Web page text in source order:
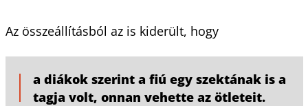
Az összeállításból az is kiderült, hogy
a diákok szerint a fiú egy szektának is a
tagja volt, onnan vehette az ötleteit.